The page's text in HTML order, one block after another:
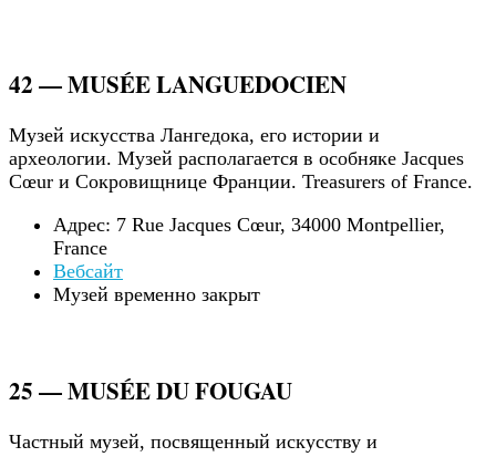
42 — MUSÉE LANGUEDOCIEN
Музей искусства Лангедока, его истории и
археологии. Музей располагается в особняке Jacques
Cœur и Сокровищнице Франции. Treasurers of France.
Адрес: 7 Rue Jacques Cœur, 34000 Montpellier,
France
Вебсайт
Музей временно закрыт
25 — MUSÉE DU FOUGAU
Частный музей, посвященный искусству и